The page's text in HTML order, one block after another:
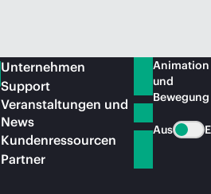
Unternehmen
Support
Veranstaltungen und
News
Kundenressourcen
Partner
Animation
und
Bewegung
Aus